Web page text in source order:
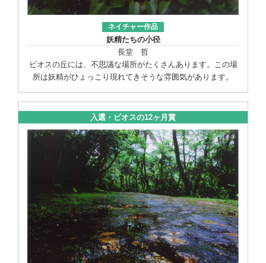
ネイチャー作品
妖精たちの小径
長堂 哲
ビオスの丘には、不思議な場所がたくさんあります。この場
所は妖精がひょっこり現れてきそうな雰囲気があります。
入選・ビオスの12ヶ月賞